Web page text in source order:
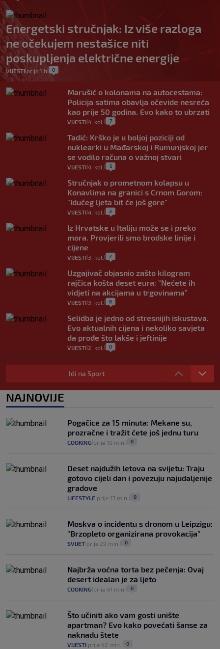
Energetski stručnjak: Iz više razloga
ne očekujem nestašice niti
poskupljenja električne energije
VIJESTI| prije 1 h 0
Marušić o kolonama na autocestama:
Policija satima obavlja očevide nesreća
kao prije 50 godina. Evo kako to ubrzati
VIJESTI 4. kol. 7
Tadić: Krško je u boljoj poziciji od
nuklearki u Mađarskoj i Rumunjskoj jer
se vodilo računa o važnoj stvari
VIJESTI 4. kol. 5
Stručnjak o prometnom kolapsu u
Konavlima na granici s Crnom Gorom:
"Idućeg ljeta bit će još gore"
VIJESTI 4. kol. 3
Iz Hrvatske u Italiju može se i preko
mora. Provjerili smo brodske linije i
cijene
VIJESTI 3. kol. 2
Uzgajivač objasnio zašto kilogram
rajčica košta deset eura: "Nećete ih
vidjeti na akcijama u trgovinama"
VIJESTI 3. kol. 8
Selidba je jedno od stresnijih iskustava.
Evo aktualnih cijena i nekoliko savjeta
da prođe što lakše i jeftinije
VIJESTI 2. kol. 0
Izračunali smo koliko košta putovanje
automobilom na Hvar iz Zagreba, a
14
zdravstvenu iskaznicu". Kakva su prava
pacijenata izvan mjesta prebivališta?
VIJESTI
Idi na Sport
NAJNOVIJE
Pogačice za 15 minuta: Mekane su,
prozračne i tražit ćete još jednu turu
COOKING prije 10 min. 0
Deset najdužih letova na svijetu: Traju
gotovo cijeli dan i povezuju najudaljenije
gradove
LIFESTYLE prije 17 min. 0
Moskva o incidentu s dronom u Leipzigu:
"Brzopleto organizirana provokacija"
SVIJET prije 29 min. 0
Najbrža voćna torta bez pečenja: Ovaj
desert idealan je za ljeto
COOKING prije 41 min. 0
Što učiniti ako vam gosti unište
apartman? Evo kako povećati šanse za
naknadu štete
VIJESTI prije 42 min. 0